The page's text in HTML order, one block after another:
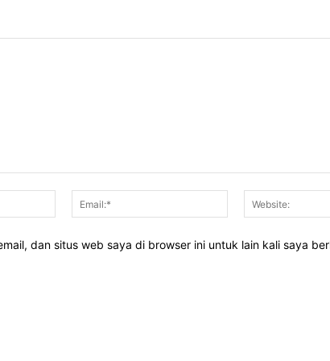
Nama:*
Email:*
dan situs web saya di browser ini untuk lain kali saya